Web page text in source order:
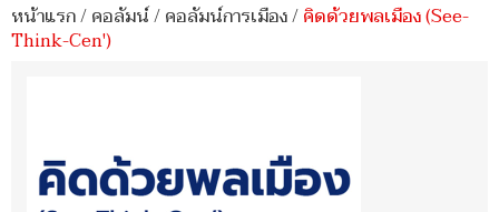
หน้าแรก/คอลัมน์/คอลัมน์การเมือง/คิดด้วยพลเมือง (See-
Think-Cen')